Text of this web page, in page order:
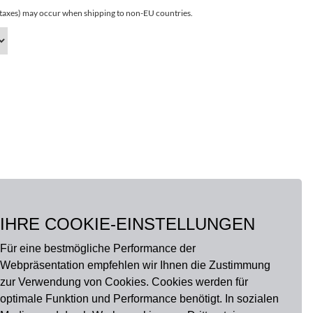
IHRE COOKIE-EINSTELLUNGEN
Für eine bestmögliche Performance der
Webpräsentation empfehlen wir Ihnen die Zustimmung
zur Verwendung von Cookies. Cookies werden für
optimale Funktion und Performance benötigt. In sozialen
may occur when shipping to non-EU countries.